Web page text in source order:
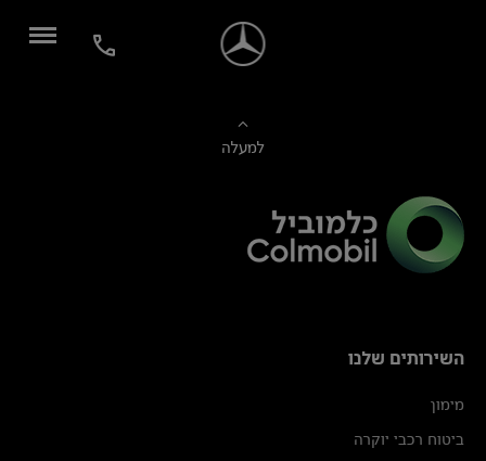
למעלה
השירותים שלנו
מימון
ביטוח רכבי יוקרה